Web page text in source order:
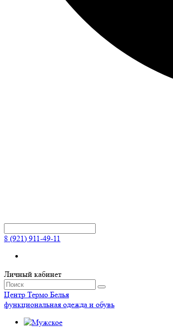
8 (921) 911-49-11
Личный кабинет
Центр Термо Белья
функциональная одежда и обувь